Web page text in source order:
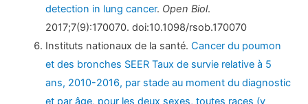
detection in lung cancer. Open Biol.
2017;7(9):170070. doi:10.1098/rsob.170070
Instituts nationaux de la santé.Cancer du poumon
et des bronches SEER Taux de survie relative à 5
ans, 2010-2016, par stade au moment du diagnostic
et par âge, pour les deux sexes, toutes races (y